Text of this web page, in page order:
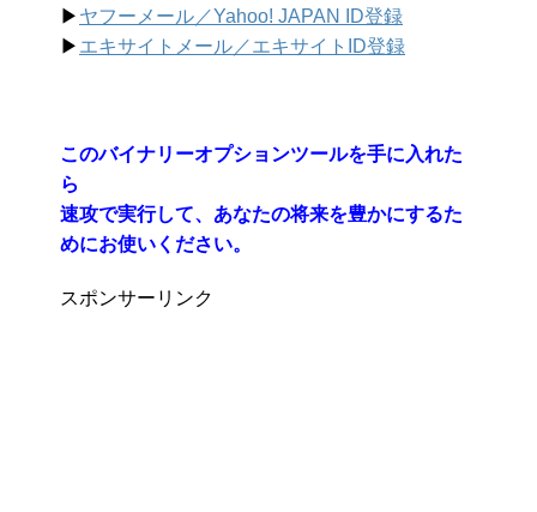
▶︎ ヤフーメール／Yahoo! JAPAN ID登録
▶︎ エキサイトメール／エキサイトID登録
このバイナリーオプションツールを手に入れた
ら
速攻で実行して、あなたの将来を豊かにするた
めにお使いください。
スポンサーリンク